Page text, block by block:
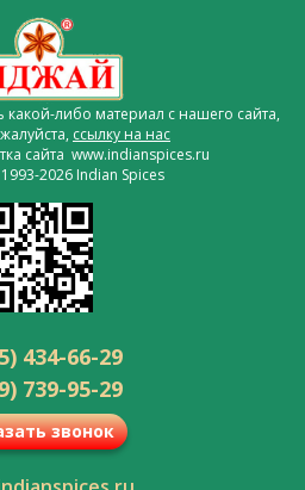
какой-либо материал с нашего сайта,
ссылку на нас
сайта www.indianspices.ru
2026 Indian Spices
434-66-29
739-95-29
звонок